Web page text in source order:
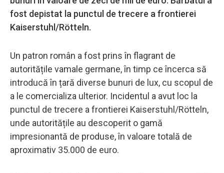
fost depistat la punctul de trecere a frontierei
Kaiserstuhl/Rötteln.
Un patron român a fost prins în flagrant de
autoritățile vamale germane, în timp ce încerca să
introducă în țară diverse bunuri de lux, cu scopul de
a le comercializa ulterior. Incidentul a avut loc la
punctul de trecere a frontierei Kaiserstuhl/Rötteln,
unde autoritățile au descoperit o gamă
impresionantă de produse, în valoare totală de
aproximativ 35.000 de euro.